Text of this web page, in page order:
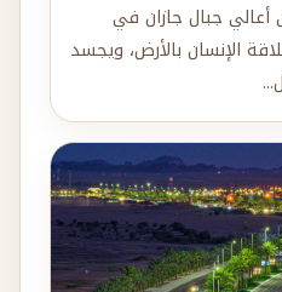
أعالي جبال جازان في
الإنسان بالأرض، ويجسد